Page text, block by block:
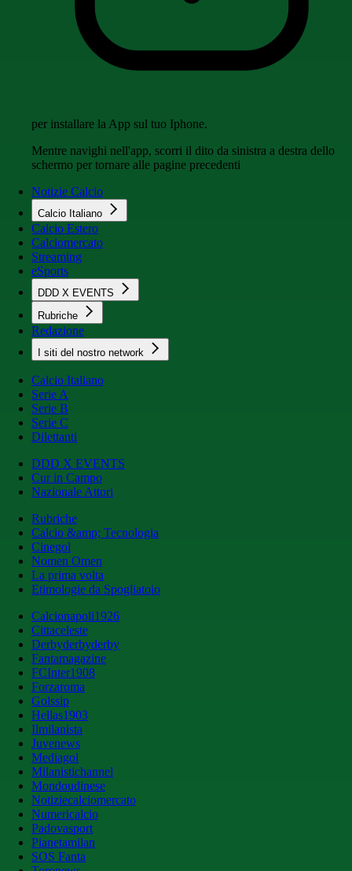
per installare la App sul tuo Iphone.
Mentre navighi nell'app, scorri il dito da sinistra a destra dello
schermo per tornare alle pagine precedenti
Notizie Calcio
Calcio Italiano
Calcio Estero
Calciomercato
Streaming
eSports
DDD X EVENTS
Rubriche
Redazione
I siti del nostro network
Calcio Italiano
Serie A
Serie B
Serie C
Dilettanti
DDD X EVENTS
Cur in Campo
Nazionale Attori
Rubriche
Calcio &amp; Tecnologia
Cinegol
Nomen Omen
La prima volta
Etimologie da Spogliatoio
Calcionapoli1926
Cittaceleste
Derbyderbyderby
Fantamagazine
FCInter1908
Forzaroma
Golssip
Hellas1903
Ilmilanista
Juvenews
Mediagol
Milanistichannel
Mondoudinese
Notiziecalciomercato
Numericalcio
Padovasport
Pianetamilan
SOS Fanta